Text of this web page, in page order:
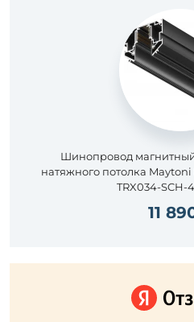
Шинопровод
натяжного потолка
TRX034-SCH-
11